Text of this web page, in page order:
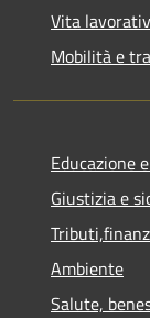
Vita
Mobilità e
Educazione
Giustizia e
Ambiente
Salute,